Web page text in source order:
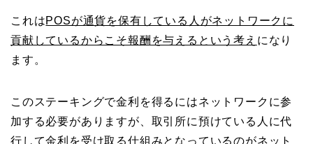
これはPOSが通貨を保有している人がネットワークに
貢献しているからこそ報酬を与えるという考え になり
ます。
このステーキングで金利を得るにはネットワークに参
加する必要がありますが、取引所に預けている人に代
行して金利を受け取る仕組みとなっているのがネット